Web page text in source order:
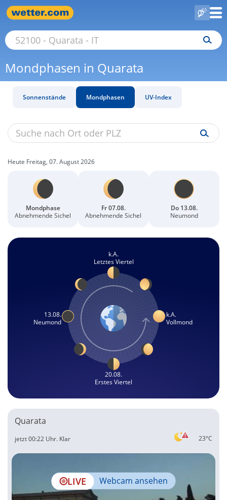
Mondphasen in Quarata
Sonnenstände Mondphasen UV-Index
Heute Freitag, 07. August 2026
Mondphase
Abnehmende Sichel
Fr 07.08.
Abnehmende Sichel
Do 13.08.
Neumond
k.A.
Letztes Viertel
13.08.
Neumond
k.A.
Vollmond
20.08.
Erstes Viertel
Quarata
23°C
jetzt 00:22 Uhr. Klar
LIVE Webcam ansehen